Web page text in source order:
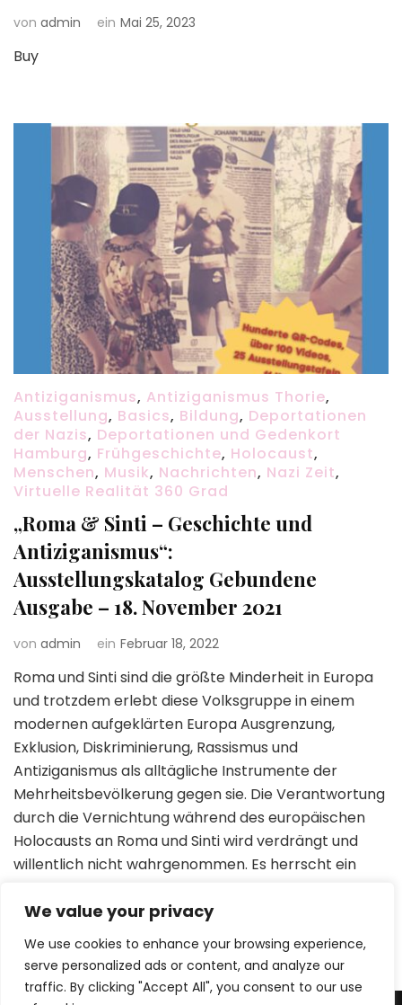
We value your privacy
We use cookies to enhance your browsing experience,
serve personalized ads or content, and analyze our
traffic. By clicking "Accept All", you consent to our use
von admin ein Mai 25, 2023
Buy
Antiziganismus, Antiziganismus Thorie,
Ausstellung, Basics, Bildung, Deportationen
der Nazis, Deportationen und Gedenkort
Hamburg, Frühgeschichte, Holocaust,
Menschen, Musik, Nachrichten, Nazi Zeit,
Virtuelle Realität 360 Grad
„Roma & Sinti – Geschichte und
Antiziganismus“:
Ausstellungskatalog Gebundene
Ausgabe – 18. November 2021
von admin ein Februar 18, 2022
Roma und Sinti sind die größte Minderheit in Europa
und trotzdem erlebt diese Volksgruppe in einem
modernen aufgeklärten Europa Ausgrenzung,
Exklusion, Diskriminierung, Rassismus und
Antiziganismus als alltägliche Instrumente der
Mehrheitsbevölkerung gegen sie. Die Verantwortung
durch die Vernichtung während des europäischen
Holocausts an Roma und Sinti wird verdrängt und
willentlich nicht wahrgenommen. Es herrscht ein